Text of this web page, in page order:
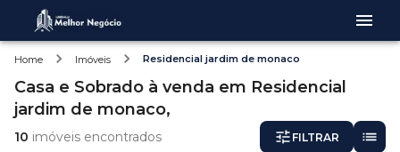
Home Imóveis Residencial jardim de monaco
Casa e Sobrado à venda em Residencial
jardim de monaco,
10 imóveis encontrados FILTRAR